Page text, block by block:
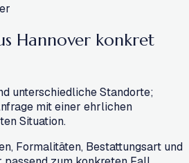
Hannover konkret
unterschiedliche Standorte;
mit einer ehrlichen
Situation.
Formalitäten, Bestattungsart und